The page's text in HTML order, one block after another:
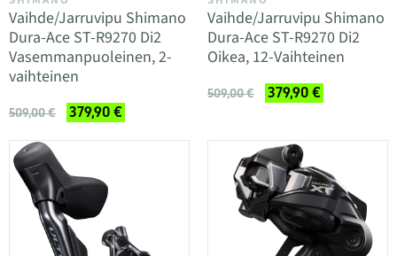
Vaihde/Jarruvipu Shimano
Dura-Ace ST-R9270 Di2
Vasemmanpuoleinen, 2-
vaihteinen
509,00 € 379,90 €
Vaihde/Jarruvipu Shimano
Dura-Ace ST-R9270 Di2
Oikea, 12-Vaihteinen
509,00 € 379,90 €